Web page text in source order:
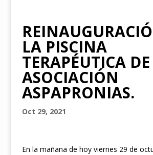
LA PISCINA
TERAPÉUTICA
ASOCIACIÓN
ASPAPRONIAS.
Oct 29, 2021
En la mañana de hoy viernes 29 de